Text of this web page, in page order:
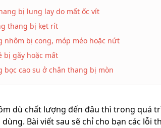
bị lung lay do mất ốc vít
thang bị kẹt rít
nhôm bị cong, móp méo hoặc nứt
bị gãy hoặc mất
bọc cao su ở chân thang bị mòn
dù chất lượng đến đâu thì trong quá
Bài viết sau sẽ chỉ cho bạn các lỗi